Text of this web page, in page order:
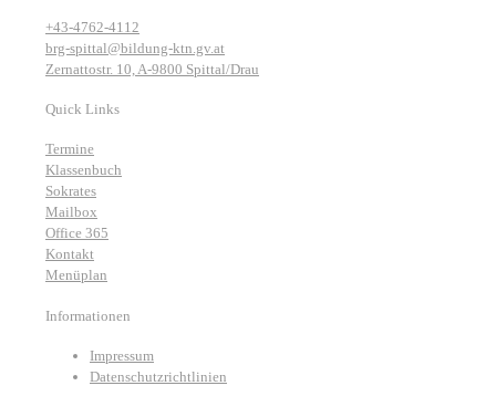
+43-4762-4112
brg-spittal@bildung-ktn.gv.at
Zernattostr. 10, A-9800 Spittal/Drau
Quick Links
Termine
Klassenbuch
Sokrates
Mailbox
Office 365
Kontakt
Menüplan
Informationen
Impressum
Datenschutzrichtlinien